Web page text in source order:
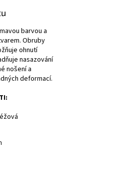
barvou a
Obruby
ohnutí
nasazování
nošení a
deformací.